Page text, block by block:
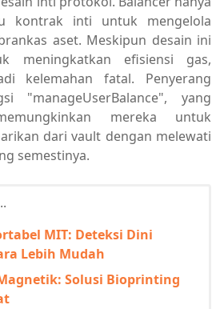
kontrak inti untuk mengelola
aset. Meskipun desain ini
meningkatkan efisiensi gas,
kelemahan fatal. Penyerang
"manageUserBalance", yang
mereka untuk
dari vault dengan melewati
semestinya.
MIT: Deteksi Dini
Lebih Mudah
Solusi Bioprinting